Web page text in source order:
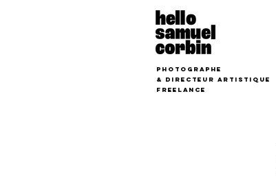
photographe
& Directeur Artistique
freelance